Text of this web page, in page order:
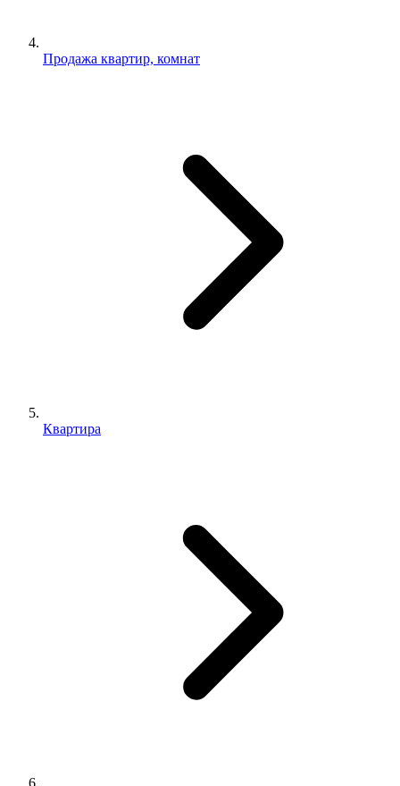
Продажа квартир, комнат
Квартира